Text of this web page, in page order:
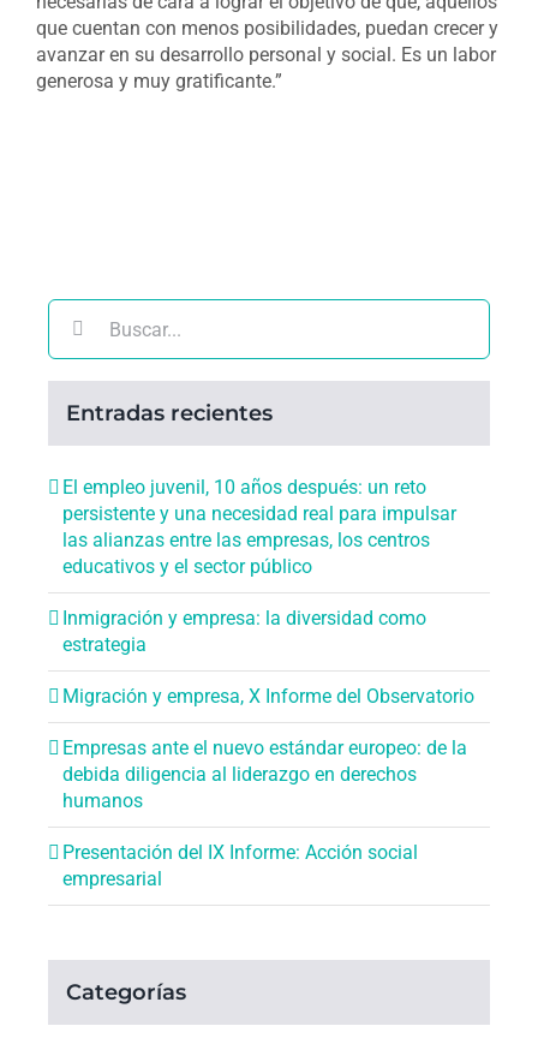
que cuentan con menos posibilidades, puedan crecer y
avanzar en su desarrollo personal y social. Es un labor
generosa y muy gratificante.”
Buscar:
Entradas recientes
El empleo juvenil, 10 años después: un reto
persistente y una necesidad real para impulsar
las alianzas entre las empresas, los centros
educativos y el sector público
Inmigración y empresa: la diversidad como
estrategia
Migración y empresa, X Informe del Observatorio
Empresas ante el nuevo estándar europeo: de la
debida diligencia al liderazgo en derechos
humanos
Presentación del IX Informe: Acción social
empresarial
Categorías